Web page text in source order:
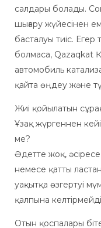
салдары болады.
шығару жүйесінен
басталуы тиіс. Егер
болмаса, Qazaqkat
автомобиль
қайта өңдеу және
Жиі қойылатын
Ұзақ жүргеннен
ме?
Әдетте жоқ,
немесе қатты
уақытқа өзгертуі
қалпына
Отын қоспалары